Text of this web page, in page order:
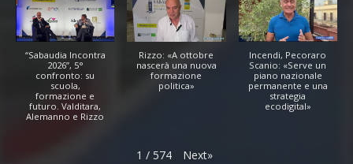
“Sabaudia Incontra
2026”, 5°
confronto: su
scuola,
formazione e
futuro. Valditara,
Alemanno e Rizzo
Rizzo: «A ottobre
nascerà una nuova
formazione
politica»
Incendi, Pecoraro
Scanio: «Serve un
piano nazionale
permanente e una
strategia
ecodigital»
1 / 574 Next»